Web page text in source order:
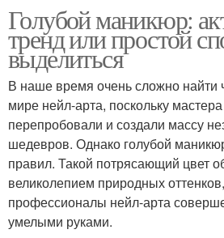
Голубой маникюр:
тренд или простой
выделиться
В наше время очень сложно найти
мире нейл-арта, поскольку
перепробовали и создали массу
шедевров. Однако голубой
правил. Такой потрясающий цвет
великолепием природных
профессионалы нейл-арта
умелыми руками.